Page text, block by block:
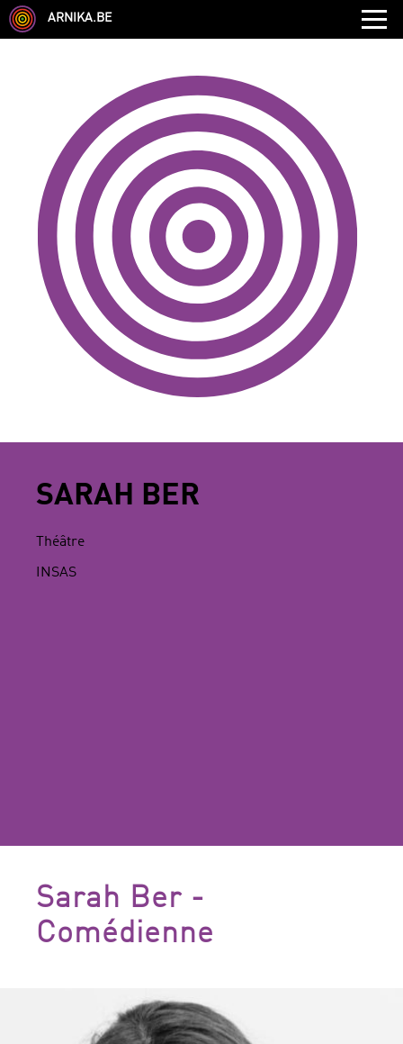
ARNIKA.BE
AUTRE COMPÉTENCE TYPE
LANGUES PARLÉES ÉCOLE
CHEVEUX TAILLE
CORPULENCE ANNÉE DE NAISSANCE
ANNULER LES FILTRES
SARAH BER
Théâtre
INSAS
Sarah Ber -
Comédienne